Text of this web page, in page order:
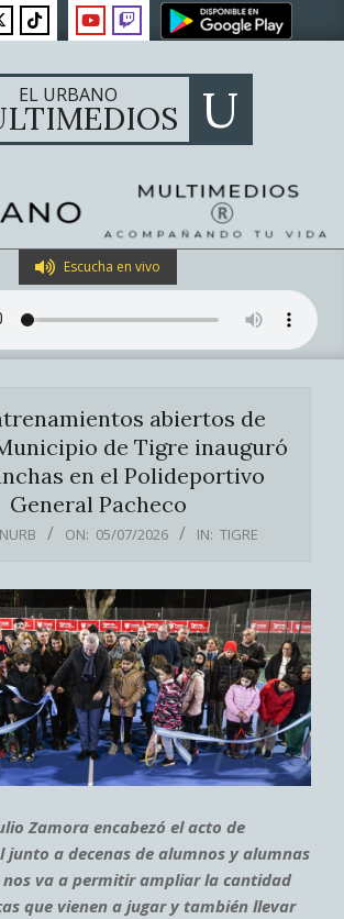
EL URBANO U
Escucha en vivo
abiertos de
de Tigre inauguró
en el Polideportivo
General Pacheco
ON: 05/07/2026 IN: TIGRE
Zamora encabezó el acto de
a decenas de alumnos y alumnas
nos va a permitir ampliar la cantidad
que vienen a jugar y también llevar